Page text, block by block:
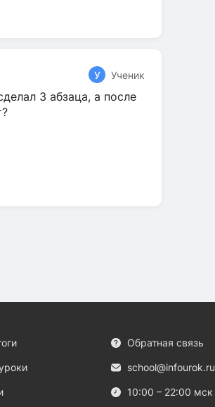
У Ученик
3 абзаца, а после
Обратная связь
school@infourok.ru
10:00 – 22:00 мск